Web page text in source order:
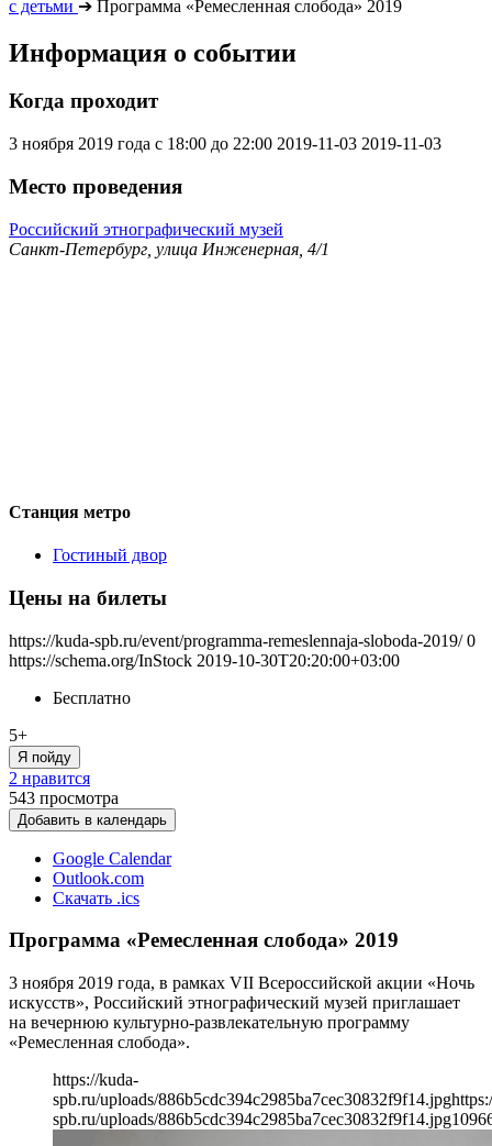
с детьми ➔ Программа «Ремесленная слобода» 2019
Информация о событии
Когда проходит
3 ноября 2019 года с 18:00 до 22:00 2019-11-03 2019-11-03
Место проведения
Российский этнографический музей
Санкт-Петербург, улица Инженерная, 4/1
Станция метро
Гостиный двор
Цены на билеты
https://kuda-spb.ru/event/programma-remeslennaja-sloboda-2019/ 0
https://schema.org/InStock 2019-10-30T20:20:00+03:00
Бесплатно
5+
Я пойду
2 нравится
543 просмотра
Добавить в календарь
Google Calendar
Outlook.com
Скачать .ics
Программа «Ремесленная слобода» 2019
3 ноября 2019 года, в рамках VII Всероссийской акции «Ночь
искусств», Российский этнографический музей приглашает
на вечернюю культурно-развлекательную программу
«Ремесленная слобода».
https://kuda-
spb.ru/uploads/886b5cdc394c2985ba7cec30832f9f14.jpg
spb.ru/uploads/886b5cdc394c2985ba7cec30832f9f14.jpg1096